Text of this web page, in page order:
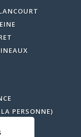
PERSONNE)